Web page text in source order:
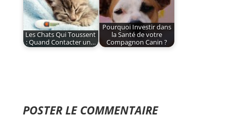
Les Chats Qui Toussent
: Quand Contacter un…
Pourquoi Investir dans
la Santé de votre
Compagnon Canin ?
POSTER LE COMMENTAIRE